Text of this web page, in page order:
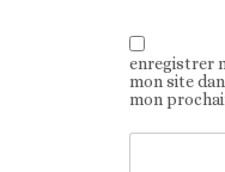
enregistrer
mon site
mon